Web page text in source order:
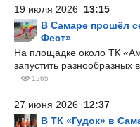
19 июля 2026 13:15
В Самаре прошёл
Фест»
На площадке около ТК
запустить разнообразных
1265
27 июня 2026 12:37
В ТК «Гудок» в